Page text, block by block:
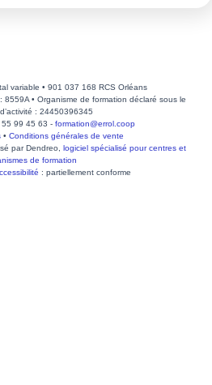
variable • 901 037 168 RCS Orléans
8559A • Organisme de formation déclaré sous le
: 24450396345
55 99 45 63 - formation@errol.coop
• Conditions générales de vente
par Dendreo, logiciel spécialisé pour centres et
de formation
: partiellement conforme